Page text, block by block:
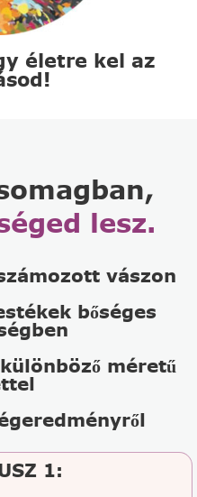
életre kel az
lesz.
vászon
bőséges
méretű
1: